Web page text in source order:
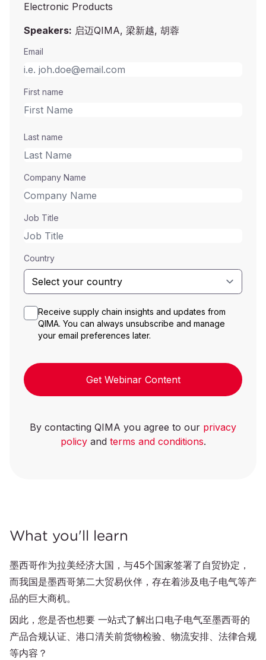
Electronic Products
Speakers: 启迈QIMA, 梁新越, 胡蓉
Email
First name
Last name
Company Name
Job Title
Country
Receive supply chain insights and updates from
QIMA. You can always unsubscribe and manage
your email preferences later.
Get Webinar Content
By contacting QIMA you agree to our privacy
policyand terms and conditions.
What you'll learn
墨西哥作为拉美经济大国，与45个国家签署了自贸协定，
而我国是墨西哥第二大贸易伙伴，存在着涉及电子电气等产
品的巨大商机。
因此，您是否也想要 一站式了解出口电子电气至墨西哥的
产品合规认证、港口清关前货物检验、物流安排、法律合规
等内容？